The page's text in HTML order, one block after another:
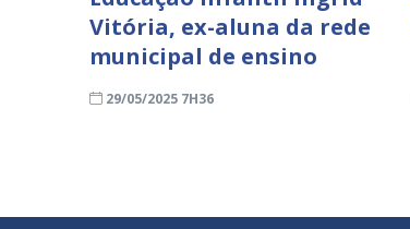
Vitória, ex-aluna da rede
municipal de ensino
29/05/2025 7H36